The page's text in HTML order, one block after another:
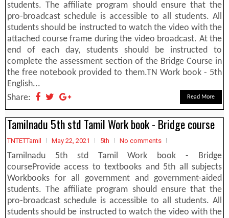
students. The affiliate program should ensure that the
pro-broadcast schedule is accessible to all students. All
students should be instructed to watch the video with the
attached course frame during the video broadcast. At the
end of each day, students should be instructed to
complete the assessment section of the Bridge Course in
the free notebook provided to them.TN Work book - 5th
English...
Share:
Read More
Tamilnadu 5th std Tamil Work book - Bridge course
TNTETTamil May 22, 2021 5th No comments
Tamilnadu 5th std Tamil Work book - Bridge
courseProvide access to textbooks and 5th all subjects
Workbooks for all government and government-aided
students. The affiliate program should ensure that the
pro-broadcast schedule is accessible to all students. All
students should be instructed to watch the video with the